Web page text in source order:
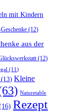
mit Kindern
(12)
aus der
(12)
(11)
(13) Kleine
Naturetable
Rezept